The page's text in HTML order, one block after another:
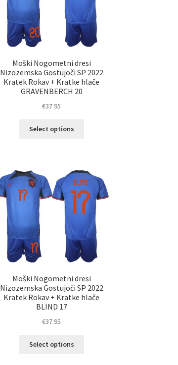
strani
izdelka
Moški Nogometni dresi
Nizozemska Gostujoči SP 2022
Kratek Rokav + Kratke hlače
GRAVENBERCH 20
€37.95
Select options
Možnosti
lahko
izberete
na
strani
izdelka
Moški Nogometni dresi
Nizozemska Gostujoči SP 2022
Kratek Rokav + Kratke hlače
BLIND 17
€37.95
Select options